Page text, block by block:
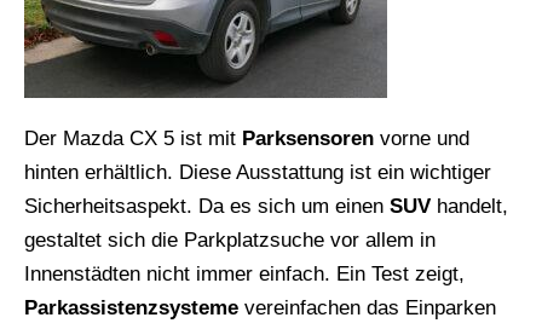
Der Mazda CX 5 ist mit Parksensoren vorne und
hinten erhältlich. Diese Ausstattung ist ein wichtiger
Sicherheitsaspekt. Da es sich um einen SUV handelt,
gestaltet sich die Parkplatzsuche vor allem in
Innenstädten nicht immer einfach. Ein Test zeigt,
Parkassistenzsysteme vereinfachen das Einparken